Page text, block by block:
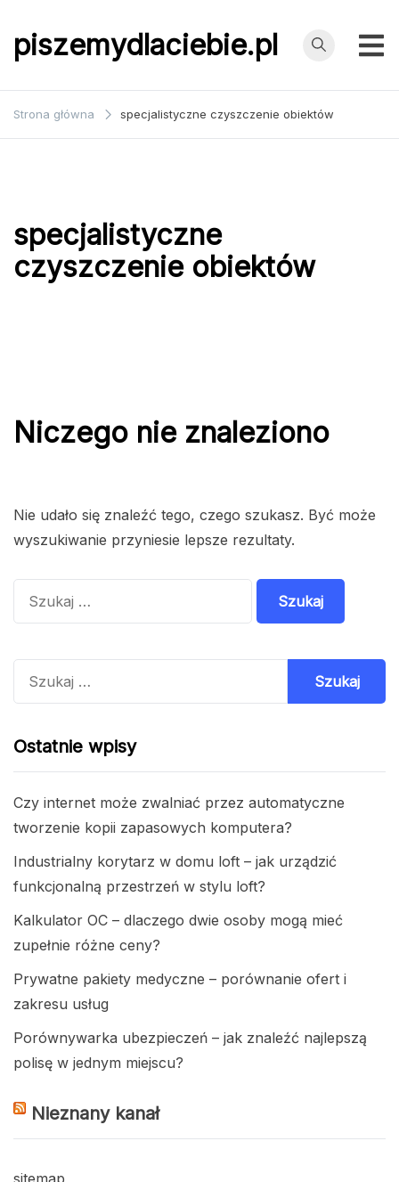
do
treścipiszemydlaciebie.pl
Strona główna specjalistyczne czyszczenie obiektów
specjalistyczne
czyszczenie obiektów
Niczego nie znaleziono
Nie udało się znaleźć tego, czego szukasz. Być może
wyszukiwanie przyniesie lepsze rezultaty.
Ostatnie wpisy
Czy internet może zwalniać przez automatyczne
tworzenie kopii zapasowych komputera?
Industrialny korytarz w domu loft – jak urządzić
funkcjonalną przestrzeń w stylu loft?
Kalkulator OC – dlaczego dwie osoby mogą mieć
zupełnie różne ceny?
Prywatne pakiety medyczne – porównanie ofert i
zakresu usług
Porównywarka ubezpieczeń – jak znaleźć najlepszą
polisę w jednym miejscu?
Nieznany kanał